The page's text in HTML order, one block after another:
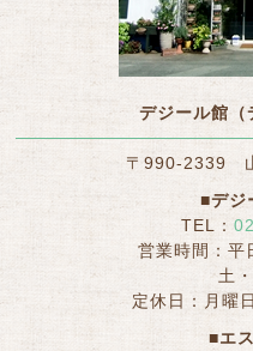
デジール館（
〒990-2339
■デジ
TEL：
営業時間：
土
定休日：月曜
■エ